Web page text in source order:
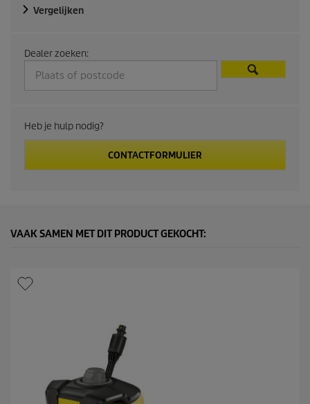
Vergelijken
Dealer zoeken:
Heb je hulp nodig?
CONTACTFORMULIER
VAAK SAMEN MET DIT PRODUCT GEKOCHT: